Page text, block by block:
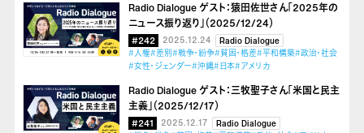
Radio Dialogue ゲスト：猿田佐世さん「2025年の
ニュース振り返り」（2025/12/24）
#242 2025.12.24
Radio Dialogue
#人権#差別#戦争・紛争#貧困・格差#平和構築#政治・社会
#女性・ジェンダー#沖縄#日本#アメリカ
Radio Dialogue ゲスト：三牧聖子さん「米国と民主
主義」（2025/12/17）
#241 2025.12.17
Radio Dialogue